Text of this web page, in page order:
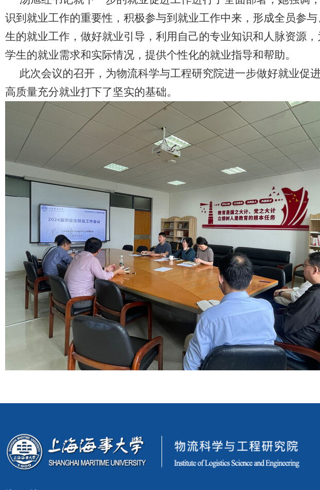
识到就业工作的重要性，积极参与到就业工作中来，形成全员参
生的就业工作，做好就业引导，利用自己的专业知识和人脉资源
学生的就业需求和实际情况，提供个性化的就业指导和帮助。
此次会议的召开，为物流科学与工程研究院进一步做好就业促
高质量充分就业打下了坚实的基础。